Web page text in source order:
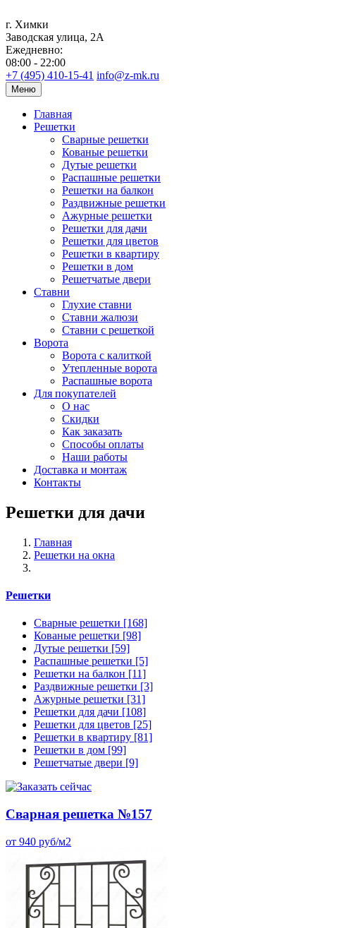
г. Химки
Заводская улица, 2А
Ежедневно:
08:00 - 22:00
+7 (495) 410-15-41 info@z-mk.ru
Меню
Главная
Решетки
Сварные решетки
Кованые решетки
Дутые решетки
Распашные решетки
Решетки на балкон
Раздвижные решетки
Ажурные решетки
Решетки для дачи
Решетки для цветов
Решетки в квартиру
Решетки в дом
Решетчатые двери
Ставни
Глухие ставни
Ставни жалюзи
Ставни с решеткой
Ворота
Ворота с калиткой
Утепленные ворота
Распашные ворота
Для покупателей
О нас
Скидки
Как заказать
Способы оплаты
Наши работы
Доставка и монтаж
Контакты
Решетки для дачи
Главная
Решетки на окна
Решетки
Сварные решетки [168]
Кованые решетки [98]
Дутые решетки [59]
Распашные решетки [5]
Решетки на балкон [11]
Раздвижные решетки [3]
Ажурные решетки [31]
Решетки для дачи [108]
Решетки для цветов [25]
Решетки в квартиру [81]
Решетки в дом [99]
Решетчатые двери [9]
Сварная решетка №157
от 940 руб/м2